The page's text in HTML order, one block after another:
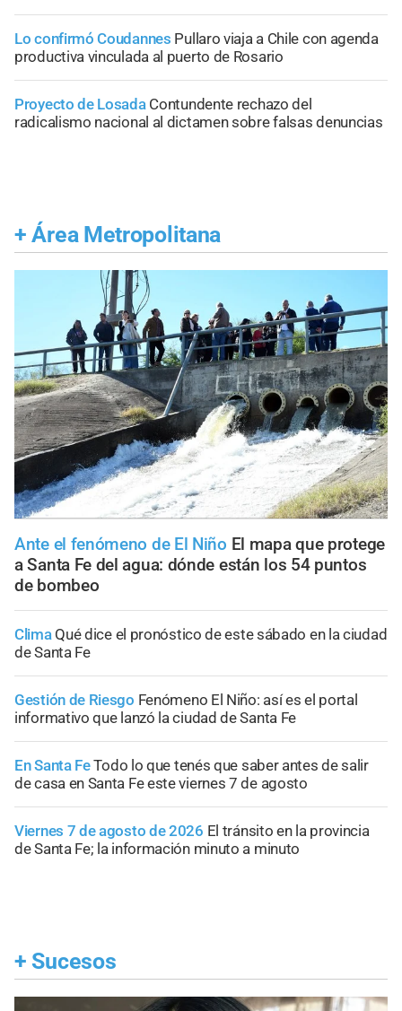
Lo confirmó Coudannes Pullaro viaja a Chile con agenda
productiva vinculada al puerto de Rosario
Proyecto de Losada Contundente rechazo del
radicalismo nacional al dictamen sobre falsas denuncias
+ Área Metropolitana
Ante el fenómeno de El Niño El mapa que protege
a Santa Fe del agua: dónde están los 54 puntos
de bombeo
Clima Qué dice el pronóstico de este sábado en la ciudad
de Santa Fe
Gestión de Riesgo Fenómeno El Niño: así es el portal
informativo que lanzó la ciudad de Santa Fe
En Santa FeTodo lo que tenés que saber antes de salir
de casa en Santa Fe este viernes 7 de agosto
Viernes 7 de agosto de 2026 El tránsito en la provincia
de Santa Fe; la información minuto a minuto
+ Sucesos